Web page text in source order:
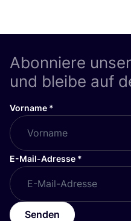
Abonniere
und bleibe auf
Vorname *
E-Mail-Adresse *
Senden